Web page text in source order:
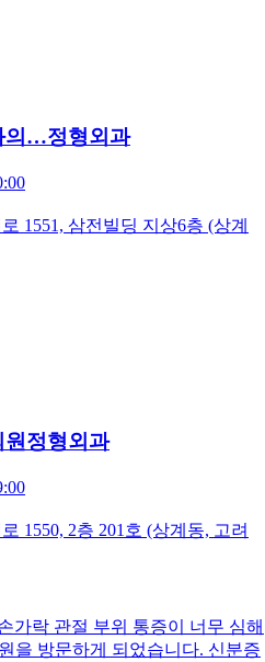
의…정형외과
1551, 삼전빌딩 지상6층 (상계
정형외과
1550, 2층 201호 (상계동, 고려
가락 관절 부위 통증이 너무 심해
을 방문하게 되었습니다. 신분증